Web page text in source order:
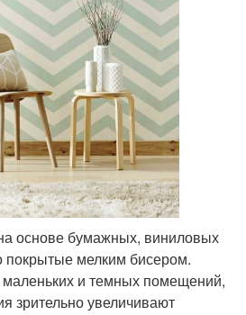
основе бумажных, виниловых
мелким бисером.
и темных помещений,
зрительно увеличивают